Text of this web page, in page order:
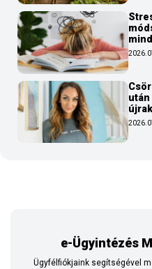
e-Ügyintézés
Ügyfélfiókjaink segítségével